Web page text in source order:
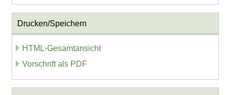
Drucken/Speichern
HTML-Gesamtansicht
Vorschrift als PDF